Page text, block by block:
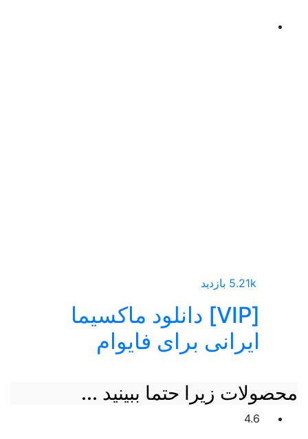
[VIP] دانلود ماکسیما
ایرانی برای فایوام
محصولات زیرا حتما ببینید ...
4.6